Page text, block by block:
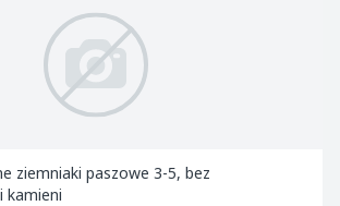
ziemniaki paszowe 3-5, bez
kamieni